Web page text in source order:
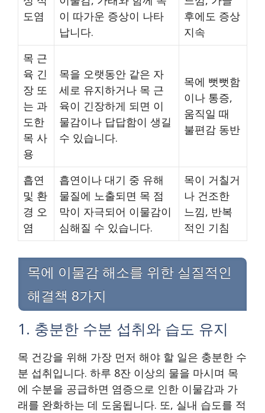
도염
이 따가운 증상이 나타
납니다.
후에도 증상
지속
목 근
육 긴
장 또
는 과
도한
목 사
용
목을 오랫동안 같은 자
세로 유지하거나 목 근
육이 긴장하게 되면 이
물감이나 답답함이 생길
수 있습니다.
목에 뻣뻣함
이나 통증,
움직일 때
불편감 동반
흡연
및 환
경 오
염
흡연이나 대기 중 유해
물질에 노출되면 목 점
막이 자극되어 이물감이
심해질 수 있습니다.
목이 거칠거
나 건조한
느낌, 반복
적인 기침
목에 이물감 해소를 위한 실질적인
해결책 8가지
1. 충분한 수분 섭취와 습도 유지
목 건강을 위해 가장 먼저 해야 할 일은 충분한 수
분 섭취입니다. 하루 8잔 이상의 물을 마시며 목
에 수분을 공급하면 염증으로 인한 이물감과 가
래를 완화하는 데 도움됩니다. 또, 실내 습도를 적